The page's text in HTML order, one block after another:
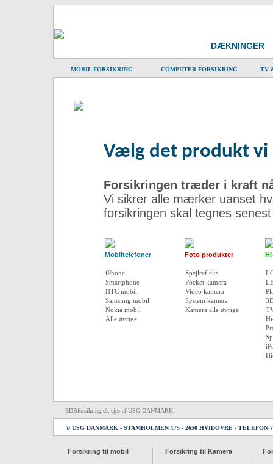
DÆKNINGER
MOBIL FORSIKRING COMPUTER FORSIKRING TV
Vælg det produkt vi
Forsikringen træder i kraft
Vi sikrer alle mærker uanset
forsikringen skal tegnes
Mobiltelefoner Foto produkter
iPhone Spejlrefleks
Smartphone
Pocket kamera
HTC mobil
Video kamera
Samsung mobil
System kamera
Nokia mobil
Kamera alle øvrige
Alle øvrige
EDBforsikring.dk ejes af USG DANMARK.
© USG DANMARK - STAMHOLMEN 175 - 2650 HVIDOVRE - TELEFON
Forsikring til mobil Forsikring til Kamera